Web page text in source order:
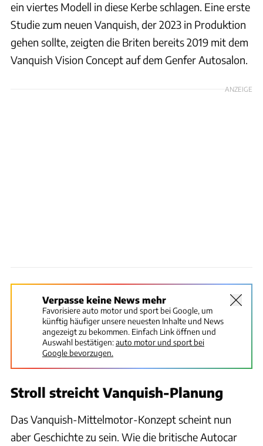
ein viertes Modell in diese Kerbe schlagen. Eine erste
Studie zum neuen Vanquish, der 2023 in Produktion
gehen sollte, zeigten die Briten bereits 2019 mit dem
Vanquish Vision Concept auf dem Genfer Autosalon.
ANZEIGE
Verpasse keine News mehr
Favorisiere auto motor und sport bei Google, um
künftig häufiger unsere neuesten Inhalte und News
angezeigt zu bekommen. Einfach Link öffnen und
Auswahl bestätigen:auto motor und sport bei
Google bevorzugen.
Stroll streicht Vanquish-Planung
Das Vanquish-Mittelmotor-Konzept scheint nun
aber Geschichte zu sein. Wie die britische Autocar